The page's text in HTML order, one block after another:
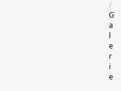
G
a
l
e
r
i
e